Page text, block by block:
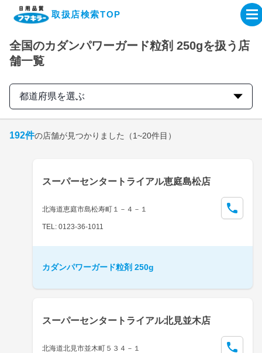
取扱店検索TOP
企業・IR情報サイト
製品情報サイト
取扱店検索はこちら
全国のカダンパワーガード粒剤 250gを扱う店
舗一覧
都道府県を選ぶ
192件の店舗が見つかりました （1~20件目）
スーパーセンタートライアル恵庭島松店
北海道恵庭市島松寿町１－４－１
TEL: 0123-36-1011
カダンパワーガード粒剤 250g
スーパーセンタートライアル北見並木店
北海道北見市並木町５３４－１